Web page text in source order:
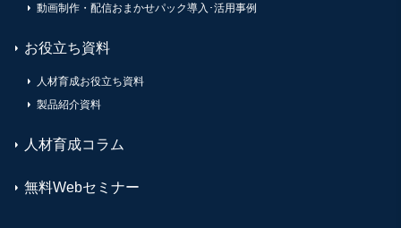
動画制作・配信おまかせパック導入･活用事例
お役立ち資料
人材育成お役立ち資料
製品紹介資料
人材育成コラム
無料Webセミナー